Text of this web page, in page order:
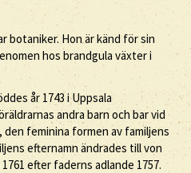
botaniker. Hon är känd för sin
hos brandgula växter i
år 1743 i Uppsala
andra barn och bar vid
feminina formen av familjens
efternamn ändrades till von
efter faderns adlande 1757.